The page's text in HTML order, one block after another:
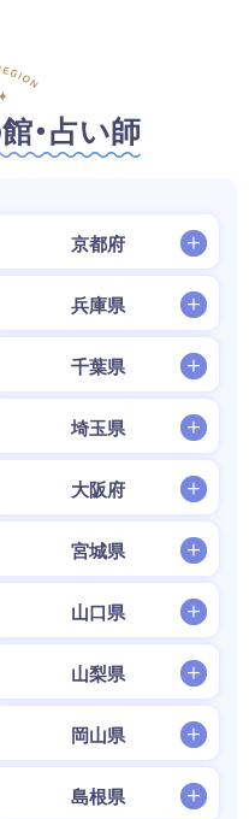
・占い師
京都府
兵庫県
千葉県
埼玉県
大阪府
宮城県
山口県
山梨県
岡山県
島根県